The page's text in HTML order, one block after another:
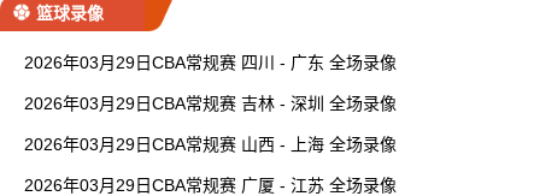
篮球录像
2026年03月29日CBA常规赛 四川 - 广东 全场录像
2026年03月29日CBA常规赛 吉林 - 深圳 全场录像
2026年03月29日CBA常规赛 山西 - 上海 全场录像
2026年03月29日CBA常规赛 广厦 - 江苏 全场录像